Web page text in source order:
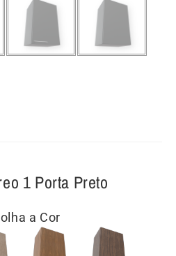
1 Porta Preto
a Cor